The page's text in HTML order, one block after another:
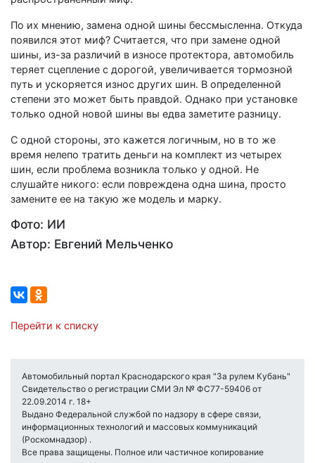
По их мнению, замена одной шины бессмысленна. Откуда
появился этот миф? Считается, что при замене одной
шины, из-за различий в износе протектора, автомобиль
теряет сцепление с дорогой, увеличивается тормозной
путь и ускоряется износ других шин. В определенной
степени это может быть правдой. Однако при установке
только одной новой шины вы едва заметите разницу.
С одной стороны, это кажется логичным, но в то же
время нелепо тратить деньги на комплект из четырех
шин, если проблема возникла только у одной. Не
слушайте никого: если повреждена одна шина, просто
замените ее на такую же модель и марку.
Фото: ИИ
Автор: Евгений Мельченко
Перейти к списку
Автомобильный портал Краснодарского края "За рулем Кубань"
Свидетельство о регистрации СМИ Эл № ФС77-59406 от
22.09.2014 г. 18+
Выдано Федеральной службой по надзору в сфере связи,
информационных технологий и массовых коммуникаций
(Роскомнадзор) .
Все права защищены. Полное или частичное копирование